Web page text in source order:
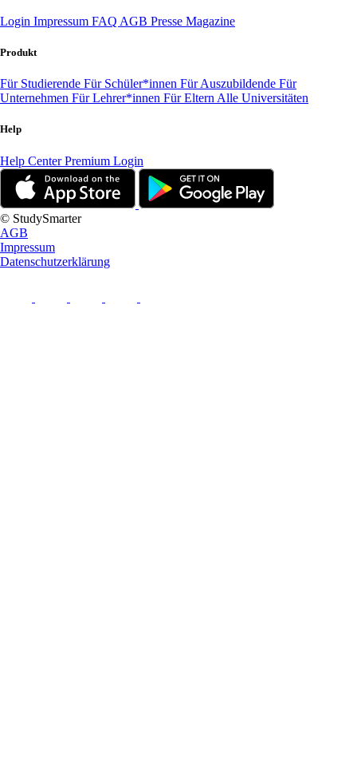
Login Impressum FAQ AGB Presse Magazine
Produkt
Für Studierende Für Schüler*innen Für Auszubildende Für
Unternehmen Für Lehrer*innen Für Eltern Alle Universitäten
Help
Help CenterPremium Login
© StudySmarter
AGB
Impressum
Datenschutzerklärung